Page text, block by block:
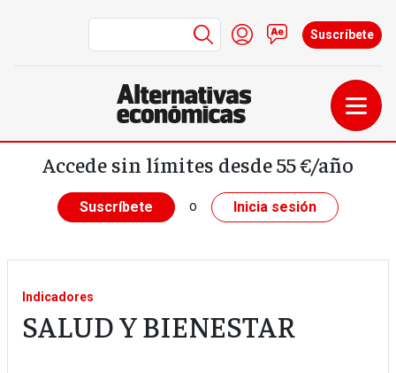
Pasar al contenido principal
Menú de cuenta de
Iniciar sesión
Contacto
Suscríbete
Accede sin límites desde 55 €/año
Suscríbete o Inicia sesión
Indicadores
SALUD Y BIENESTAR